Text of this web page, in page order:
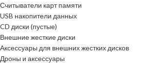
Считыватели карт памяти
USB накопители данных
CD диски (пустые)
Внешние жесткие диски
Аксессуары для внешних жестких дисков
Дроны и аксессуары